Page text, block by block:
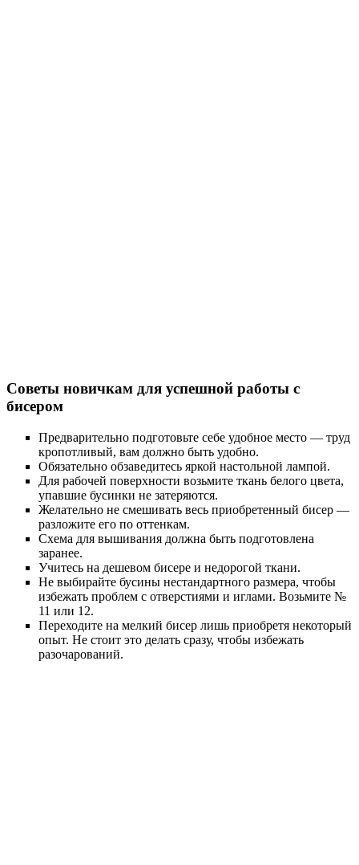
Советы новичкам для успешной работы с
бисером
Предварительно подготовьте себе удобное место — труд
кропотливый, вам должно быть удобно.
Обязательно обзаведитесь яркой настольной лампой.
Для рабочей поверхности возьмите ткань белого цвета,
упавшие бусинки не затеряются.
Желательно не смешивать весь приобретенный бисер —
разложите его по оттенкам.
Схема для вышивания должна быть подготовлена
заранее.
Учитесь на дешевом бисере и недорогой ткани.
Не выбирайте бусины нестандартного размера, чтобы
избежать проблем с отверстиями и иглами. Возьмите №
11 или 12.
Переходите на мелкий бисер лишь приобретя некоторый
опыт. Не стоит это делать сразу, чтобы избежать
разочарований.